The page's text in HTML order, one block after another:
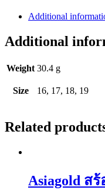
ทองคำ
แท้
หนัก
2
ดอกรัก
Additional
Additional
Weight 30.4 g
Size 16, 17, 18, 19
Related
Asiagold ส